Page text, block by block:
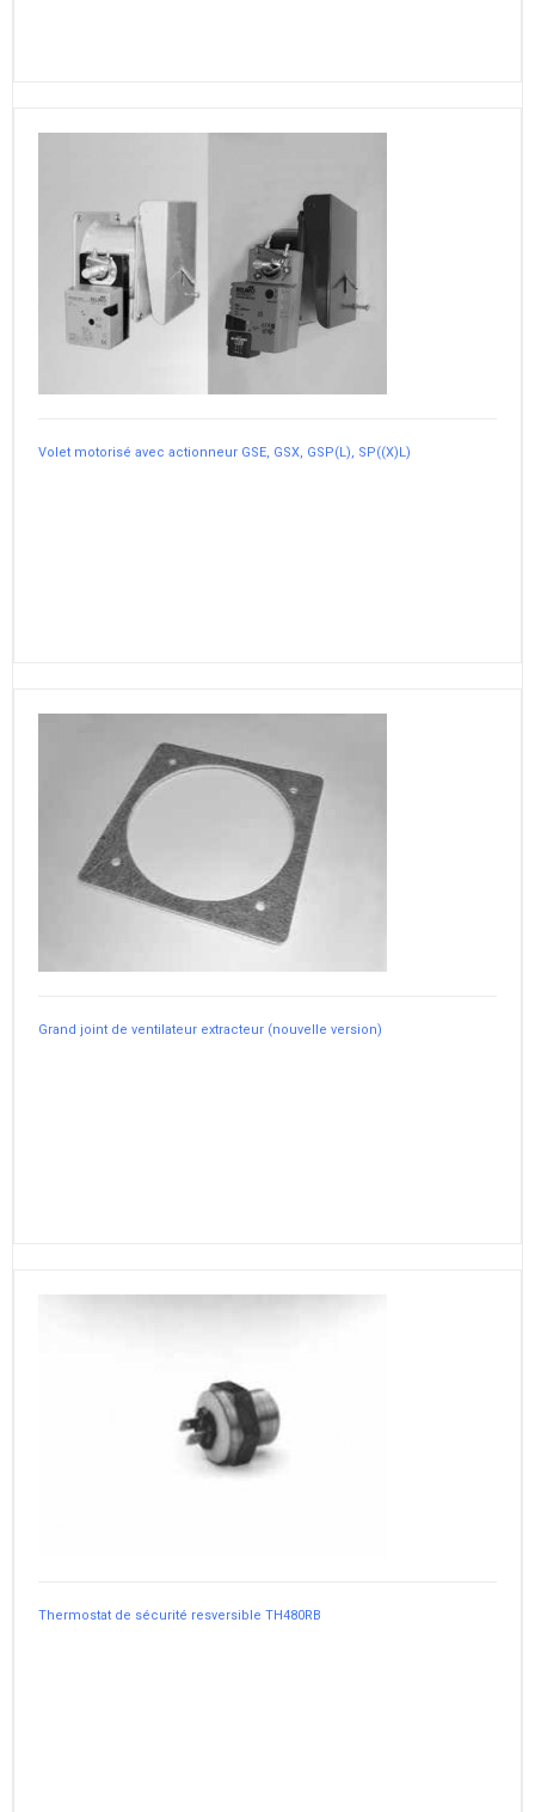
Volet motorisé avec actionneur GSE, GSX, GSP(L), SP((X)L)
Grand joint de ventilateur extracteur (nouvelle version)
Thermostat de sécurité resversible TH480RB